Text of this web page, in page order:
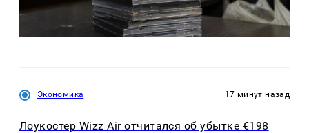
Экономика 17 минут назад
Лоукостер Wizz Air отчитался об убытке €198